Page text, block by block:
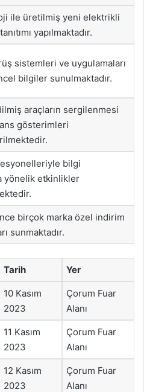
ile üretilmiş yeni elektrikli
yapılmaktadır.
sistemleri ve uygulamaları
bilgiler sunulmaktadır.
araçların sergilenmesi
gösterimleri
bilgi
yönelik etkinlikler
birçok marka özel indirim
sunmaktadır.
Tarih Yer
10 Kasım
2023
Çorum Fuar
Alanı
11 Kasım
2023
Çorum Fuar
Alanı
12 Kasım
2023
Çorum Fuar
Alanı